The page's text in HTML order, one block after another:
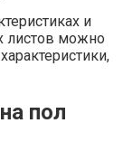
и
листов можно
пол